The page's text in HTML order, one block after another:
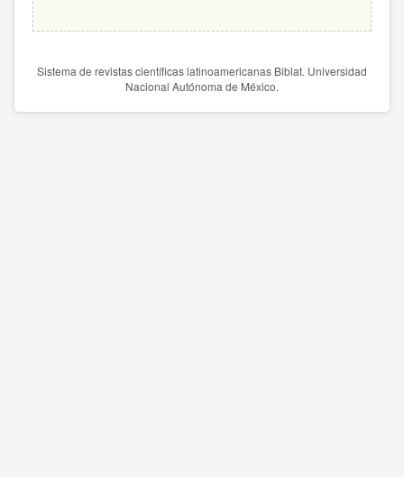
Sistema de revistas científicas latinoamericanas Biblat. Universidad
Nacional Autónoma de México.